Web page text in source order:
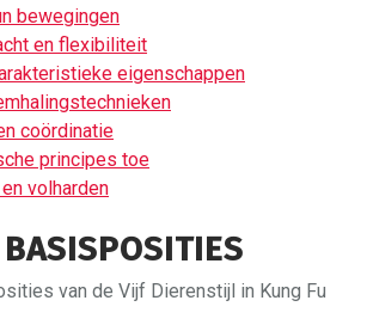
bewegingen
en flexibiliteit
eigenschappen
coördinatie
principes toe
volharden
van de Vijf Dierenstijl in Kung Fu